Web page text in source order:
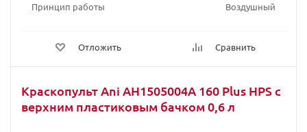
Принцип работы
Воздушный
Отложить Сравнить
Краскопульт Ani AH1505004A 160 Plus HPS с
верхним пластиковым бачком 0,6 л